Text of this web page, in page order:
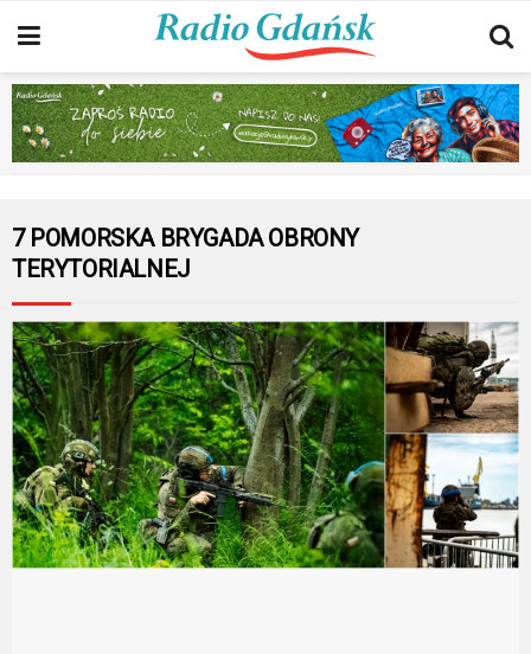
7 POMORSKA BRYGADA OBRONY
TERYTORIALNEJ